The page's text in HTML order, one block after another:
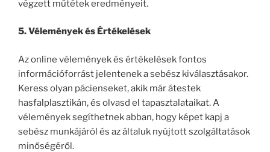
végzett műtétek eredményeit.
5. Vélemények és Értékelések
Az online vélemények és értékelések fontos
információforrást jelentenek a sebész kiválasztásakor.
Keress olyan pácienseket, akik már átestek
hasfalplasztikán, és olvasd el tapasztalataikat. A
vélemények segíthetnek abban, hogy képet kapj a
sebész munkájáról és az általuk nyújtott szolgáltatások
minőségéről.